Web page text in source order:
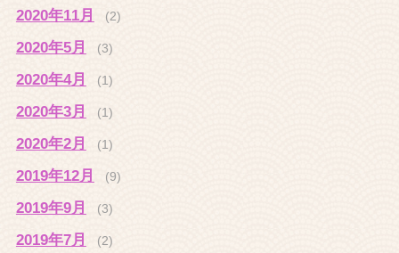
2020年11月 (2)
2020年5月 (3)
2020年4月 (1)
2020年3月 (1)
2020年2月 (1)
2019年12月 (9)
2019年9月 (3)
2019年7月 (2)